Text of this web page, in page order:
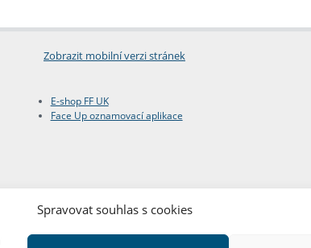
Spravovat souhlas s cookies
Zobrazit mobilní verzi stránek
E-shop FF UK
Face Up oznamovací aplikace